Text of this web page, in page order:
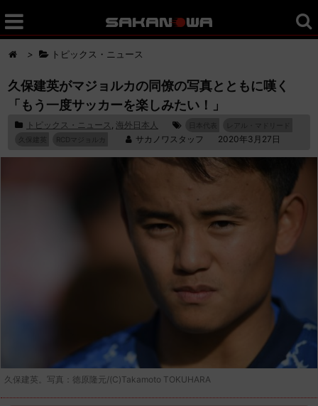
> トピックス・ニュース
久保建英がマジョルカの同僚の写真とともに嘆く
「もう一度サッカーを楽しみたい！」
トピックス・ニュース , 海外日本人
久保建英
サカノワスタッフ 2020年3月27日
久保建英。写真：徳原隆元/(C)Takamoto TOKUHARA